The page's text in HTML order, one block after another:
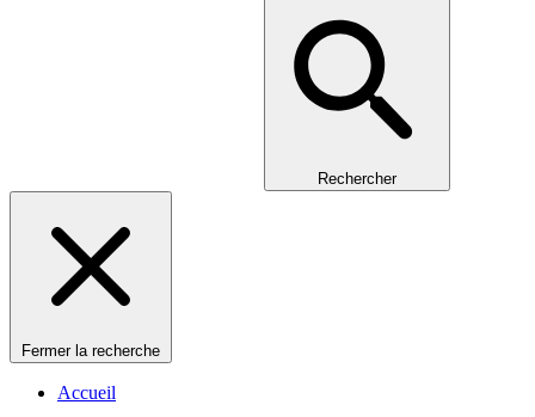
Rechercher
Fermer la recherche
Accueil